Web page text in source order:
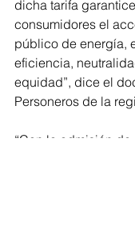
dicha tarifa
consumidores el
público de energía,
eficiencia,
equidad”, dice el
Personeros de la
“Con la admisión de